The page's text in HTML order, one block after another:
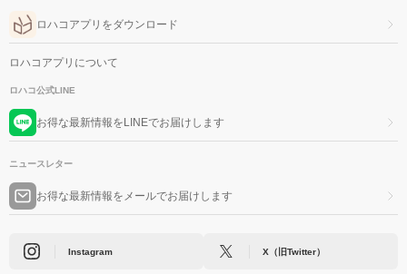
ロハコアプリをダウンロード
ロハコアプリについて
ロハコ公式LINE
お得な最新情報をLINEでお届けします
ニュースレター
お得な最新情報をメールでお届けします
Instagram X（旧Twitter）